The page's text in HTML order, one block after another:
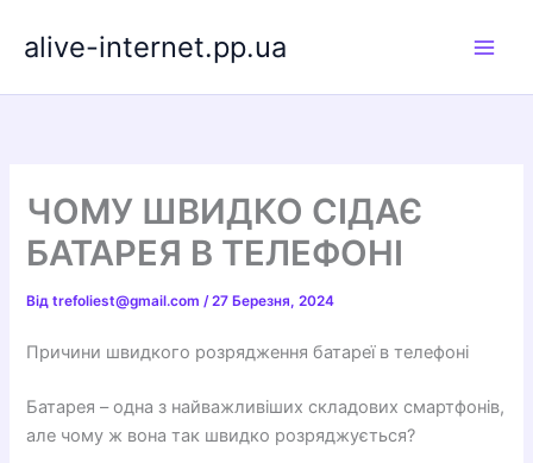
alive-internet.pp.ua
ЧОМУ ШВИДКО СІДАЄ
БАТАРЕЯ В ТЕЛЕФОНІ
Відtrefoliest@gmail.com/27 Березня, 2024
Причини швидкого розрядження батареї в телефоні
Батарея – одна з найважливіших складових смартфонів,
але чому ж вона так швидко розряджується?